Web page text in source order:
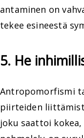
antaminen on
tekee esineestä
5. He
Antropomorfismi
piirteiden
joku saattoi